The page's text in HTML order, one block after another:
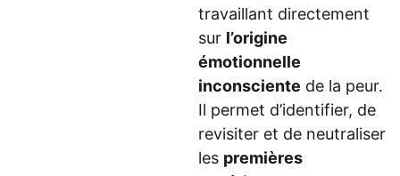
travaillant directement
sur l’origine
émotionnelle
inconsciente de la peur.
Il permet d’identifier, de
revisiter et de neutraliser
les premières